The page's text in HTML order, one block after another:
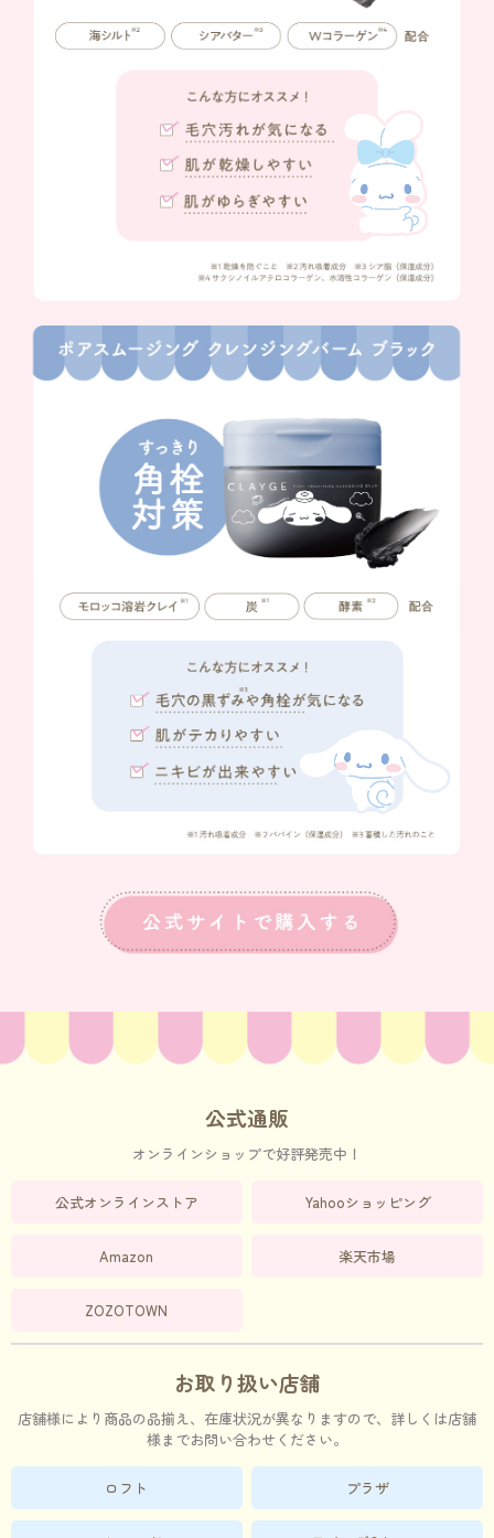
公式通販
オンラインショップで好評発売中！
公式オンラインストア Yahooショッピング
Amazon 楽天市場
ZOZOTOWN
お取り扱い店舗
店舗様により商品の品揃え、在庫状況が異なりますので、詳しくは店舗
様までお問い合わせください。
ロフト プラザ